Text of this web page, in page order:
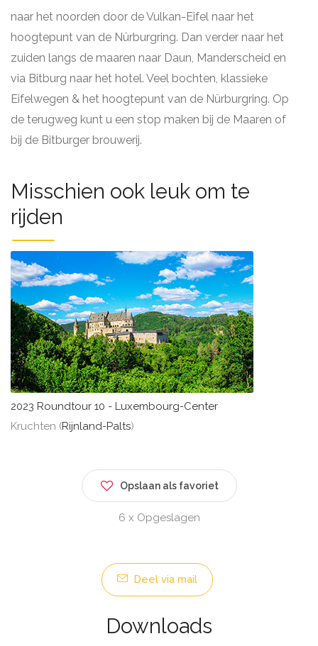
naar het noorden door de Vulkan-Eifel naar het
hoogtepunt van de Nürburgring. Dan verder naar het
zuiden langs de maaren naar Daun, Manderscheid en
via Bitburg naar het hotel. Veel bochten, klassieke
Eifelwegen & het hoogtepunt van de Nürburgring. Op
de terugweg kunt u een stop maken bij de Maaren of
bij de Bitburger brouwerij.
Misschien ook leuk om te
rijden
2023 Roundtour 10 - Luxembourg-Center
Kruchten (Rijnland-Palts)
Opslaan als favoriet
6 x Opgeslagen
Deel via mail
Downloads